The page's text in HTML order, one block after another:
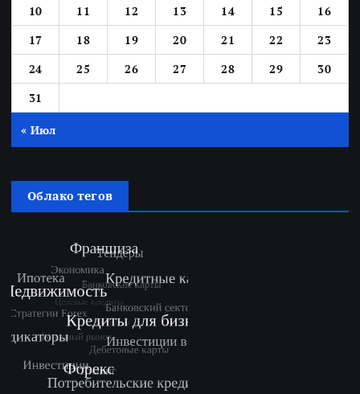
10
11 12 13 14 15
16
17
18 19 20 21 22
23
24
25 26 27 28 29
30
31
« Июл
Облако тегов